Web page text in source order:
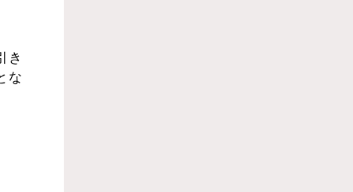
き
な